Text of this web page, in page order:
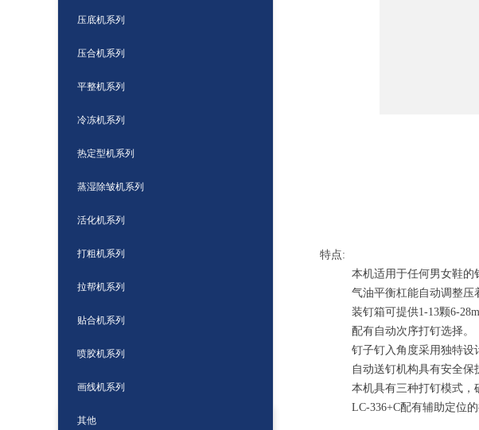
特点:
本机适用于任何男女鞋的
气油平衡杠能自动调整压
装钉箱可提供1-13颗6-
配有自动次序打钉选择。
钉子钉入角度采用独特设
自动送钉机构具有安全保
本机具有三种打钉模式，
LC-336+C配有辅助定位的
压底机系列
压合机系列
平整机系列
冷冻机系列
热定型机系列
蒸湿除皱机系列
活化机系列
打粗机系列
拉帮机系列
贴合机系列
喷胶机系列
画线机系列
其他
运动鞋系列